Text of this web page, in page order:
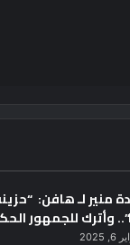
منير لـ هافن:
وأترك للجمهور